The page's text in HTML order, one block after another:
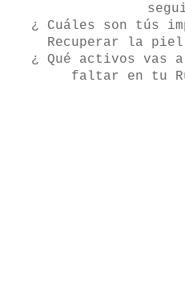
¿ Cuáles son tús
Recuperar la
¿ Qué activos vas
faltar en tu